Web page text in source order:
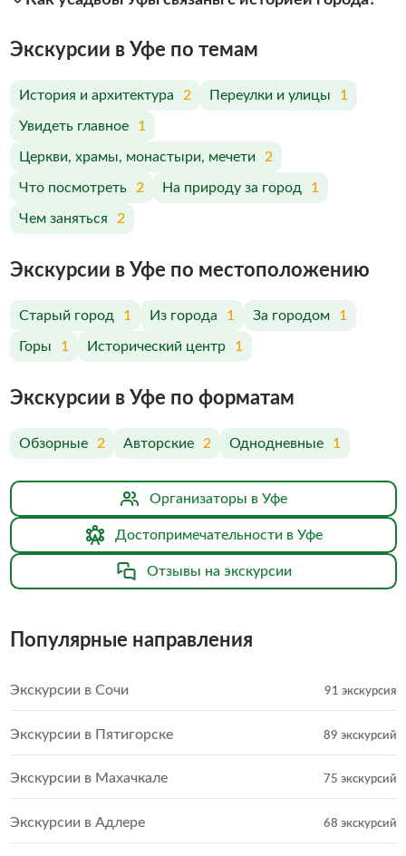
Экскурсии в Уфе по темам
История и архитектура 2 Переулки и улицы 1
Увидеть главное 1
Церкви, храмы, монастыри, мечети 2
Что посмотреть 2 На природу за город 1
Чем заняться 2
Экскурсии в Уфе по меcтоположению
Старый город 1 Из города 1 За городом 1
Горы 1 Исторический центр 1
Экскурсии в Уфе по форматам
Обзорные 2 Авторские 2 Однодневные 1
Организаторы в Уфе
Достопримечательности в Уфе
Отзывы на экскурсии
Популярные направления
Экскурсии в Сочи 91 экскурсия
Экскурсии в Пятигорске 89 экскурсий
Экскурсии в Махачкале 75 экскурсий
Экскурсии в Адлере 68 экскурсий